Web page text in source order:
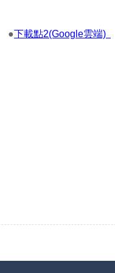
●下載點2(Google雲端)